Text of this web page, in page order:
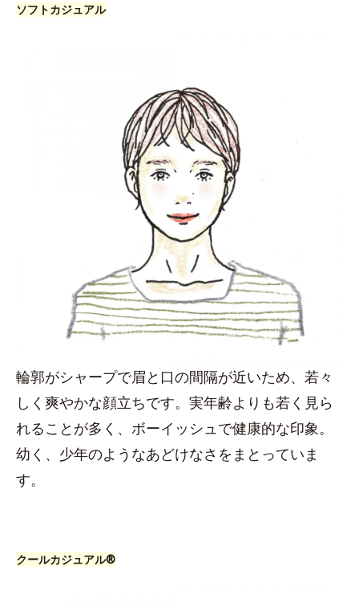
ソフトカジュアル
輪郭がシャープで眉と口の間隔が近いため、若々
しく爽やかな顔立ちです。実年齢よりも若く見ら
れることが多く、ボーイッシュで健康的な印象。
幼く、少年のようなあどけなさをまとっていま
す。
クールカジュアル®